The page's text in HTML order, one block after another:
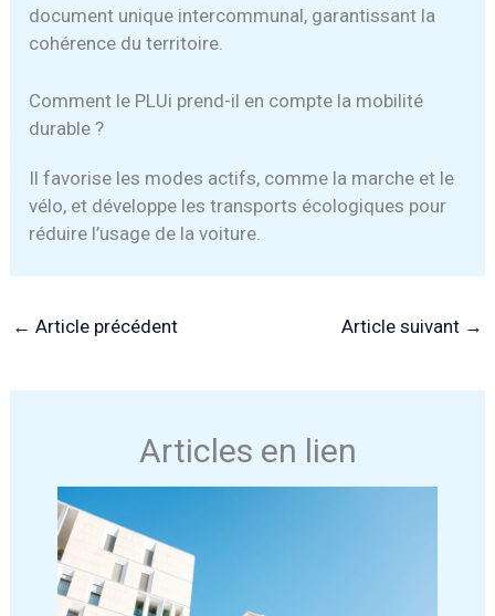
document unique intercommunal, garantissant la
cohérence du territoire.
Comment le PLUi prend-il en compte la mobilité
durable ?
Il favorise les modes actifs, comme la marche et le
vélo, et développe les transports écologiques pour
réduire l’usage de la voiture.
← Article précédent Article suivant →
Articles en lien